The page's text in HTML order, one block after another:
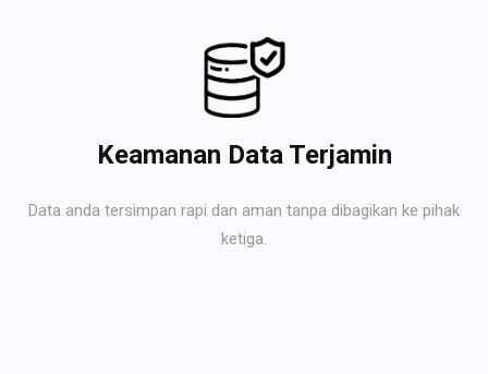
Keamanan Data Terjamin
Data anda tersimpan rapi dan aman tanpa dibagikan ke pihak
ketiga.